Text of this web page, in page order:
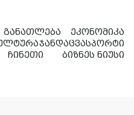
განათლება
ეკონომიკა
ჯანდაცვასპორტი
ჩინეთი ბიზნეს ნიუსი